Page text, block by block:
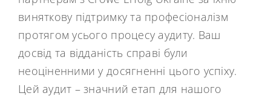
виняткову підтримку та професіоналізм
протягом усього процесу аудиту. Ваш
досвід та відданість справі були
неоціненними у досягненні цього успіху.
Цей аудит – значний етап для нашого